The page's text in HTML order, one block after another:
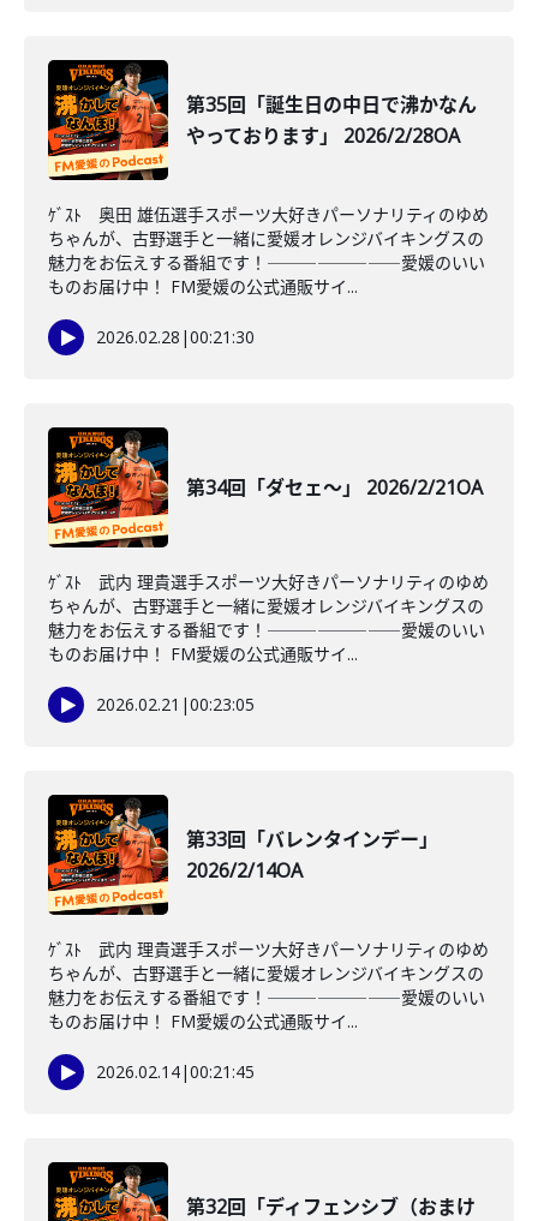
第35回「誕生日の中日で沸かなん
やっております」 2026/2/28OA
ｹﾞｽﾄ 奥田 雄伍選手スポーツ大好きパーソナリティのゆめ
ちゃんが、古野選手と一緒に愛媛オレンジバイキングスの
魅力をお伝えする番組です！――――――――愛媛のいい
ものお届け中！ FM愛媛の公式通販サイ...
2026.02.28 |00:21:30
第34回「ダセェ～」 2026/2/21OA
ｹﾞｽﾄ 武内 理貴選手スポーツ大好きパーソナリティのゆめ
ちゃんが、古野選手と一緒に愛媛オレンジバイキングスの
魅力をお伝えする番組です！――――――――愛媛のいい
ものお届け中！ FM愛媛の公式通販サイ...
2026.02.21 |00:23:05
第33回「バレンタインデー」
2026/2/14OA
ｹﾞｽﾄ 武内 理貴選手スポーツ大好きパーソナリティのゆめ
ちゃんが、古野選手と一緒に愛媛オレンジバイキングスの
魅力をお伝えする番組です！――――――――愛媛のいい
ものお届け中！ FM愛媛の公式通販サイ...
2026.02.14|00:21:45
第32回「ディフェンシブ（おまけ